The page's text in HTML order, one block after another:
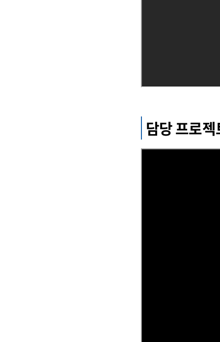
담당 프로